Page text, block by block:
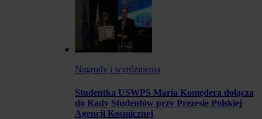
Nagrody i wyróżnienia
Studentka USWPS Maria Komędera dołącza
do Rady Studentów przy Prezesie Polskiej
Agencji Kosmicznej